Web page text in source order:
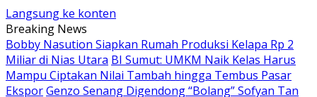
Langsung ke konten
Breaking News
Bobby Nasution Siapkan Rumah Produksi Kelapa Rp 2
Miliar di Nias Utara BI Sumut: UMKM Naik Kelas Harus
Mampu Ciptakan Nilai Tambah hingga Tembus Pasar
EksporGenzo Senang Digendong “Bolang” Sofyan Tan